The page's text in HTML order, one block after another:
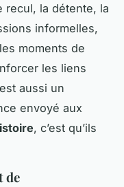
recul, la détente, la
informelles,
moments de
les liens
aussi un
envoyé aux
, c’est qu’ils
de